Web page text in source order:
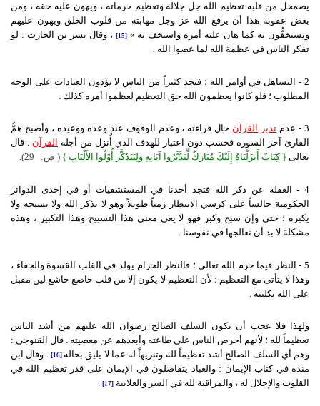
يضمحل من قلبه تعظيم الله جل جلاله وتعظيم حرماته ، ويهون عليه حقه ، ومن
بعض عقوبة هذا أن يرفع الله عز وجل مهابته من قلوب الخلق ويهون عليهم
ويستخفُّون به كما هان عليه أمره واستخف به »[15]
، وقال بشر بن الحارث : لو
تفكر الناس في عظمة الله لما عصوا الله .
2 - التساهل في أوامر الله ؛ فتجد كثيراً من الناس لا يؤدون العبادات على الوجه
المطلوب ؛ فلو كانوا يعظمون الله حق التعظيم لعظموا أمره كذلك .
3 - عدم تدبر القرآن حال قراءته ، وعدم الوقوف عند وعده ووعيده ، وأصبح همُّ
القارئ آخر السورة فحسب دون اعتبار للهدف الذي أُنزل من أجله القرآن . قال
تعالى { كِتَابٌ أَنزَلْنَاهُ إِلَيْكَ مُبَارَكٌ لِّيَدَّبَّرُوا آيَاتِهِ وَلِيَتَذَكَّرَ أُوْلُوا الأَلْبَابِ } ( ص: (29
.
4 - الغفلة عن ذكر الله فتجد أحدنا في المستشفيات أو في إحدى الدوائر
الحكومية جالساً على كرسي الانتظار زمناً طويلاً وهو لا يذكر الله ولا يسبحه ولا
يكبره ؛ حتى وإن سبح وكبر فهو لا يعي معنى هذا التسبيح وهذا التكبير ، وهذه
مشكلة لا بد أن نعالجها في نفوسنا .
5 - النظر فيما حرم الله تعالى ؛ فالنظر الحرام يولد في القلب القسوة والجفاء ،
وهذا لا يتأتى مع التعظيم ؛ لأن التعظيم لا يكون إلا من قلب خاضع خاشع لين مقبل
على الله بكليته .
ولهذا فلا عجب أن يكون السلف الصالح رضوان الله عليهم من أشد الناس
تعظيماً لله ؛ لأنهم أحرص الناس على طاعته وأبعدهم عن معصيته . قال القنوجي :
وهم أي السلف الصالح أشد تعظيماً لله وتنزيهاً له عما لا يليق بحاله [16]
. وقال ابن
منده في كتاب الإيمان : والعباد يتفاضلون في الإيمان على قدر تعظيم الله في
القلوب والإجلال له ، والمراقبة لله في السر والعلانية [17]
.